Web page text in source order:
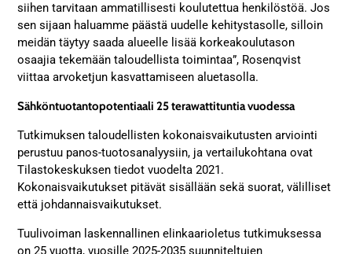
siihen tarvitaan ammatillisesti koulutettua henkilöstöä. Jos
sen sijaan haluamme päästä uudelle kehitystasolle, silloin
meidän täytyy saada alueelle lisää korkeakoulutason
osaajia tekemään taloudellista toimintaa”, Rosenqvist
viittaa arvoketjun kasvattamiseen aluetasolla.
Sähköntuotantopotentiaali 25 terawattituntia vuodessa
Tutkimuksen taloudellisten kokonaisvaikutusten arviointi
perustuu panos-tuotosanalyysiin, ja vertailukohtana ovat
Tilastokeskuksen tiedot vuodelta 2021.
Kokonaisvaikutukset pitävät sisällään sekä suorat, välilliset
että johdannaisvaikutukset.
Tuulivoiman laskennallinen elinkaarioletus tutkimuksessa
on 25 vuotta, vuosille 2025-2035 suunniteltujen